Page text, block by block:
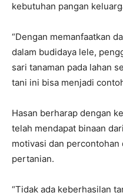
kebutuhan pangan
“Dengan memanfaatkan
dalam budidaya lele,
sari tanaman pada lahan
tani ini bisa menjadi
Hasan berharap dengan
telah mendapat binaan
motivasi dan percontohan
pertanian.
“Tidak ada keberhasilan